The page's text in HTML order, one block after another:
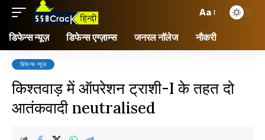
Aa
डिफेन्स न्यूज़ डिफेन्स एग्ज़ाम्स जनरल नॉलेज नौकरी
डिफेन्स न्यूज़
किश्तवाड़ में ऑपरेशन ट्राशी-I के तहत दो
आतंकवादी neutralised